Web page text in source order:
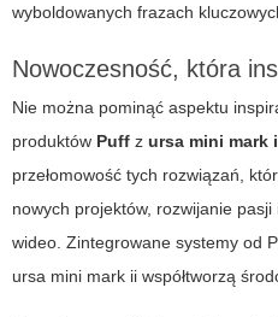
wyboldowanych frazach
Nowoczesność, która
Nie można pominąć aspektu
produktów Puff z ursa mini mark
przełomowość tych rozwiązań,
nowych projektów, rozwijanie
wideo. Zintegrowane systemy od
ursa mini mark ii współtworzą